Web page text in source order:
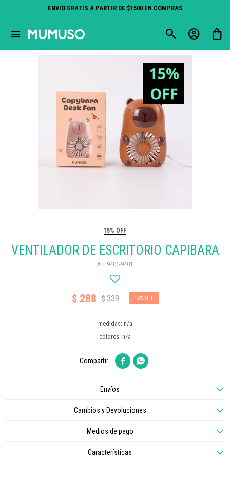
ENVIO GRATIS A PARTIR DE $1500 EN COMPRAS
menu
15% OFF
VENTILADOR DE ESCRITORIO CAPIBARA
9401-9401
$ 288 $339 15
medidas: n/a
colores: n/a
 
Envíos
Cambios y Devoluciones
Medios de pago
Características
close